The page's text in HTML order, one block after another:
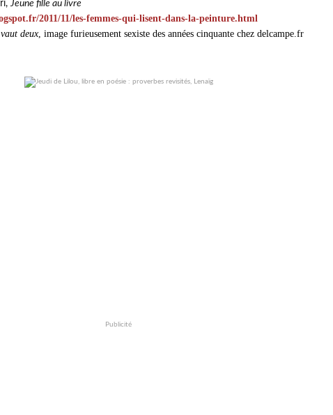
Jeune fille au livre
2011/11/les-femmes-qui-lisent-dans-la-peinture.html
deux, image furieusement sexiste des années cinquante chez delcampe.fr
Publicité